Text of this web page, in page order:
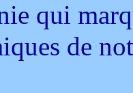
qui
de